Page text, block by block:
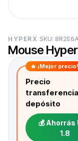
HYPERX SKU:
Mouse
🔥 ¡Mejor precio!
Precio
depósito
💰 Ahorrás
1.8